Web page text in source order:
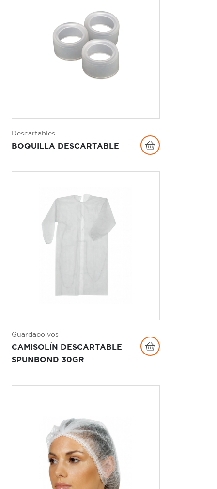
Descartables
BOQUILLA DESCARTABLE
Guardapolvos
CAMISOLÍN DESCARTABLE
SPUNBOND 30GR